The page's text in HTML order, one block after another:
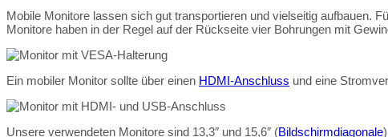
Mobile Monitore lassen sich gut transportieren und vielseitig aufbauen.
Monitore haben in der Regel auf der Rückseite vier Bohrungen mit
Ein mobiler Monitor sollte über einen HDMI-Anschluss und eine
Unsere verwendeten Monitore sind 13,3″ und 15,6″ (Bildschirmdiagonale